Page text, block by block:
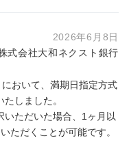
2026年6月8日
式会社大和ネクスト銀行
おいて、満期日指定方式
しました。
ただいた場合、1ヶ月以
ただくことが可能です。